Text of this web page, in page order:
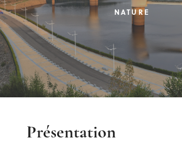
NATURE
Description
Présentation